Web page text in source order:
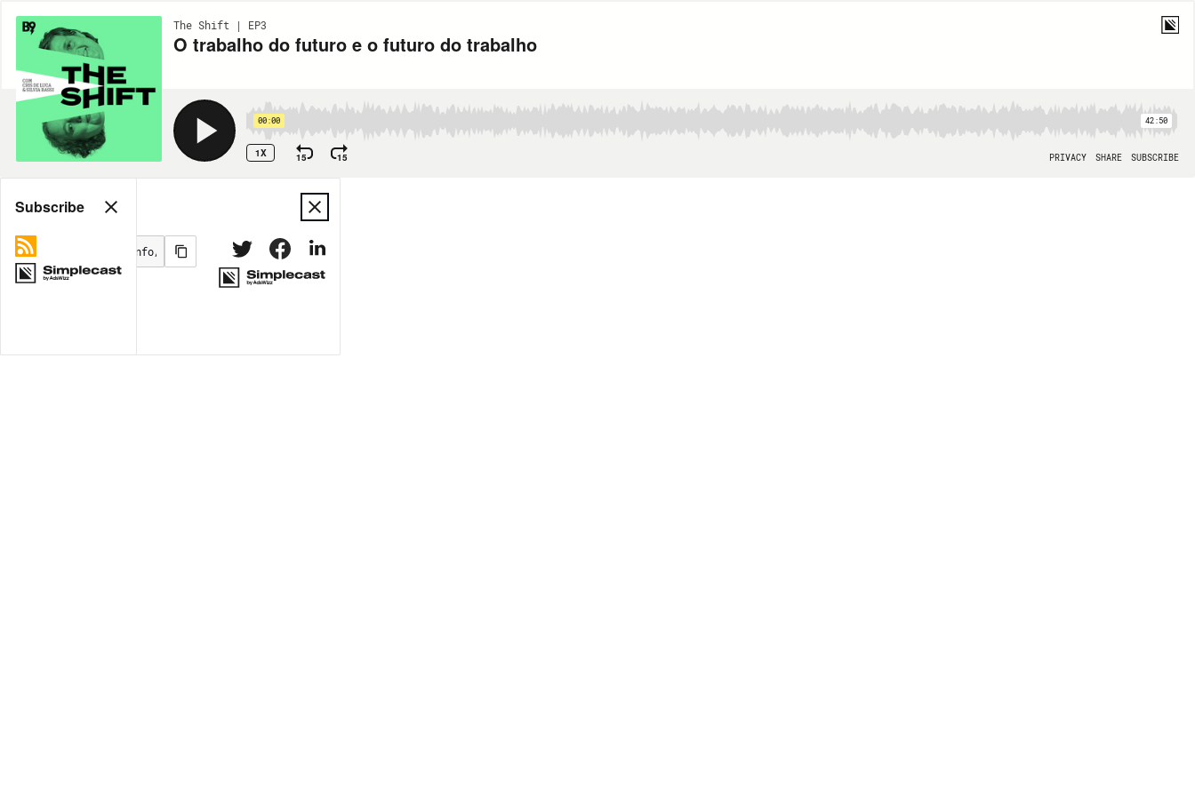
The Shift | EP3
O trabalho do futuro e o futuro do trabalho
00:00 42:50
1X 15 15 PRIVACY SHARE SUBSCRIBE
Share
MORE OPTIONS
Subscribe